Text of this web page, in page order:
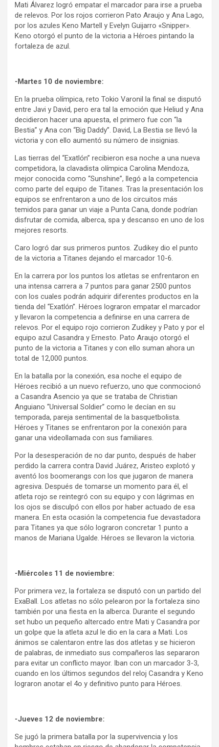
Mati Álvarez logró empatar el marcador para irse a prueba
de relevos. Por los rojos corrieron Pato Araujo y Ana Lago,
por los azules Keno Martell y Evelyn Guijarro «Snipper».
Keno otorgó el punto de la victoria a Héroes pintando la
fortaleza de azul.
-Martes 10 de noviembre:
En la prueba olímpica, reto Tokio Varonil la final se disputó
entre Javi y David, pero era tal la emoción que Heliud y Ana
decidieron hacer una apuesta, el primero fue con “la
Bestia” y Ana con “Big Daddy”. David, La Bestia se llevó la
victoria y con ello aumentó su número de insignias.
Las tierras del “Exatlón” recibieron esa noche a una nueva
competidora, la clavadista olímpica Carolina Mendoza,
mejor conocida como “Sunshine”, llegó a la competencia
como parte del equipo de Titanes. Tras la presentación los
equipos se enfrentaron a uno de los circuitos más
temidos para ganar un viaje a Punta Cana, donde podrían
disfrutar de comida, alberca, spa y descanso en uno de los
mejores resorts.
Caro logró dar sus primeros puntos. Zudikey dio el punto
de la victoria a Titanes dejando el marcador 10-6.
En la carrera por los puntos los atletas se enfrentaron en
una intensa carrera a 7 puntos para ganar 2500 puntos
con los cuales podrán adquirir diferentes productos en la
tienda del “Exatlón”. Héroes lograron empatar el marcador
y llevaron la competencia a definirse en una carrera de
relevos. Por el equipo rojo corrieron Zudikey y Pato y por el
equipo azul Casandra y Ernesto. Pato Araujo otorgó el
punto de la victoria a Titanes y con ello suman ahora un
total de 12,000 puntos.
En la batalla por la conexión, esa noche el equipo de
Héroes recibió a un nuevo refuerzo, uno que conmocionó
a Casandra Asencio ya que se trataba de Christian
Anguiano “Universal Soldier” como le decían en su
temporada, pareja sentimental de la basquetbolista.
Héroes y Titanes se enfrentaron por la conexión para
ganar una videollamada con sus familiares.
Por la desesperación de no dar punto, después de haber
perdido la carrera contra David Juárez, Aristeo explotó y
aventó los boomerangs con los que jugaron de manera
agresiva. Después de tomarse un momento para él, el
atleta rojo se reintegró con su equipo y con lágrimas en
los ojos se disculpó con ellos por haber actuado de esa
manera. En esta ocasión la competencia fue devastadora
para Titanes ya que sólo lograron concretar 1 punto a
manos de Mariana Ugalde. Héroes se llevaron la victoria.
-Miércoles 11 de noviembre:
Por primera vez, la fortaleza se disputó con un partido del
ExaBall. Los atletas no sólo pelearon por la fortaleza sino
también por una fiesta en la alberca. Durante el segundo
set hubo un pequeño altercado entre Mati y Casandra por
un golpe que la atleta azul le dio en la cara a Mati. Los
ánimos se calentaron entre las dos atletas y se hicieron
de palabras, de inmediato sus compañeros las separaron
para evitar un conflicto mayor. Iban con un marcador 3-3,
cuando en los últimos segundos del reloj Casandra y Keno
lograron anotar el 4o y definitivo punto para Héroes.
-Jueves 12 de noviembre:
Se jugó la primera batalla por la supervivencia y los